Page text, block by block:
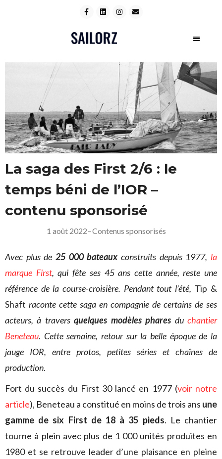
La saga des First 2/6 : le
temps béni de l’IOR –
contenu sponsorisé
1 août 2022–Contenus sponsorisés
Avec plus de 25 000 bateaux construits depuis 1977, la
marque First, qui fête ses 45 ans cette année, reste une
référence de la course-croisière. Pendant tout l’été, Tip &
Shaft raconte cette saga en compagnie de certains de ses
acteurs, à traversquelques modèles phares duchantier
Beneteau. Cette semaine, retour sur la belle époque de la
jauge IOR, entre protos, petites séries et chaînes de
production.
Fort du succès du First 30 lancé en 1977 (voir notre
article), Beneteau a constitué en moins de trois ans une
gamme de six First de 18 à 35 pieds. Le chantier
tourne à plein avec plus de 1 000 unités produites en
1980 et se retrouve leader d’une plaisance en pleine